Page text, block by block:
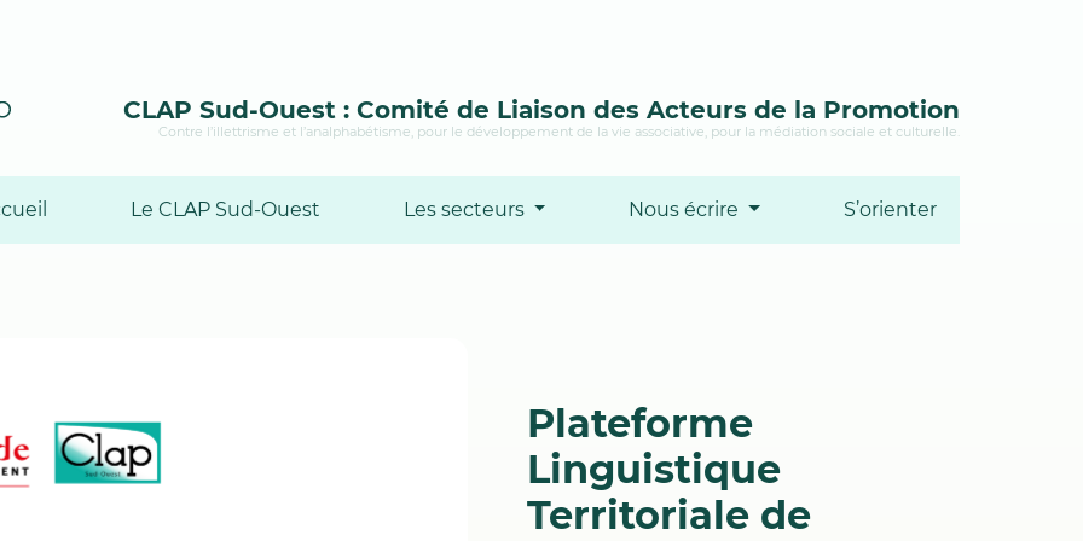
CLAP Sud-Ouest : Comité de Liaison des Acteurs de la Promotion
Contre l’illettrisme et l’analphabétisme, pour le développement de la vie associative, pour la médiation sociale et culturelle.
Le CLAP Sud-Ouest Les secteurs Nous écrire S’orienter
Plateforme
Linguistique
Territoriale de